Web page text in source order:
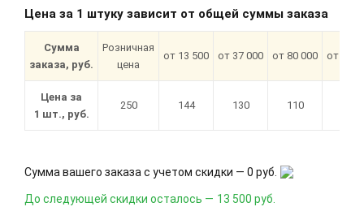
Цена за 1 штуку зависит от общей суммы заказа
Сумма
заказа, руб.
Розничная
цена
от 13 500 от 37 000 от 80 000 от 180
Цена за
1 шт., руб.
250 144 130 110
Сумма вашего заказа с учетом скидки — 0 руб.
До следующей скидки осталось — 13 500 руб.